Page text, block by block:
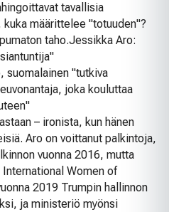
tavallisia
määrittelee "totuuden"?
taho.Jessikka Aro:
suomalainen "tutkiva
joka kouluttaa
– ironista, kun hänen
Aro on voittanut palkintoja,
vuonna 2016, mutta
Women of
2019 Trumpin hallinnon
ja ministeriö myönsi